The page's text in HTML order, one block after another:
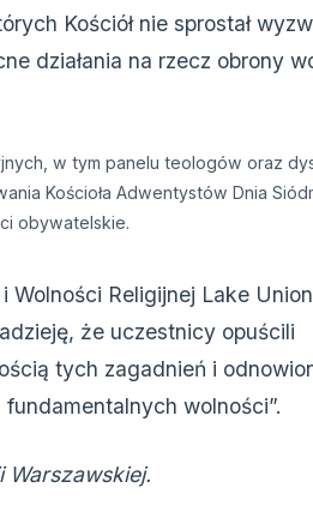
Kościół nie sprostał
działania na rzecz obrony
w tym panelu teologów oraz
Kościoła Adwentystów Dnia
obywatelskie.
Wolności Religijnej Lake
że uczestnicy opuścili
tych zagadnień i
wolności”.